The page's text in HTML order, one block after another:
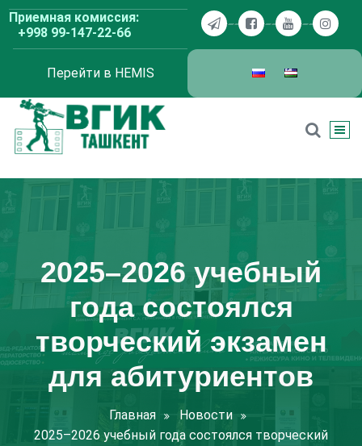
Перейти
содержимому
Приемная комиссия:
+998 99-147-22-66
Перейти в HEMIS
2025–2026 учебный
года состоялся
творческий экзамен
для абитуриентов
Главная
Новости
2025–2026 учебный года состоялся творческий